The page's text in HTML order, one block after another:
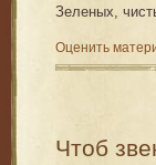
Зеленых,
Оценить
Чтоб